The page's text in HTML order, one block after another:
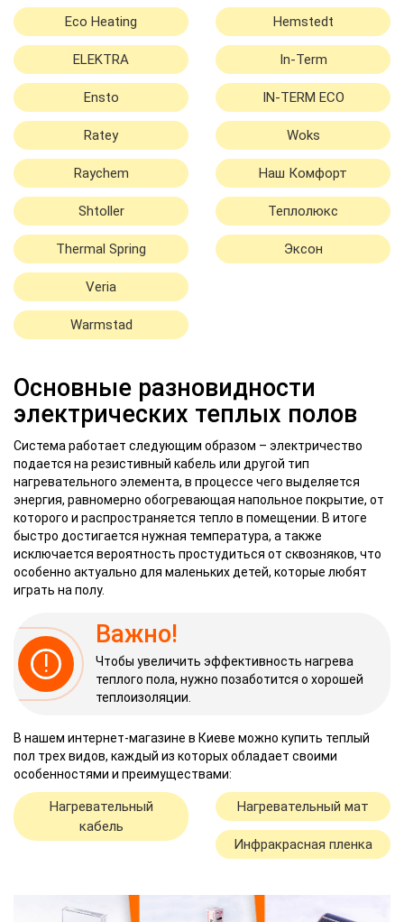
Eco Heating
ELEKTRA
Ensto
Hemstedt
In-Term
IN-TERM ECO
Ratey
Raychem
Shtoller
Thermal Spring
Veria
Warmstad
Woks
Наш Комфорт
Теплолюкс
Эксон
Основные разновидности
электрических теплых полов
Система работает следующим образом – электричество
подается на резистивный кабель или другой тип
нагревательного элемента, в процессе чего выделяется
энергия, равномерно обогревающая напольное покрытие, от
которого и распространяется тепло в помещении. В итоге
быстро достигается нужная температура, а также
исключается вероятность простудиться от сквозняков, что
особенно актуально для маленьких детей, которые любят
играть на полу.
!
Важно!
Чтобы увеличить эффективность нагрева
теплого пола, нужно позаботится о хорошей
теплоизоляции.
В нашем интернет-магазине в Киеве можно купить теплый
пол трех видов, каждый из которых обладает своими
особенностями и преимуществами:
Нагревательный
кабель
Нагревательный мат
Инфракрасная пленка